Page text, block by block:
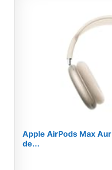
Apple AirPods Max
de...